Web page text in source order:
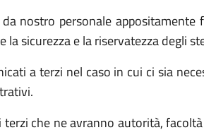
nostro personale
sicurezza e la riservatezza degli
a terzi nel caso in cui ci sia
che ne avranno autorità,